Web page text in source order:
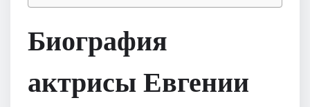
Биография
актрисы Евгении